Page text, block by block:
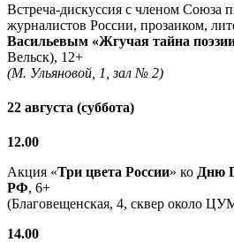
Встреча-дискуссия с членом Союза
журналистов России, прозаиком,
Васильевым «Жгучая тайна
Вельск), 12+
(М. Ульяновой, 1, зал № 2)
22 августа (суббота)
12.00
Акция «Три цвета России» ко Дню
РФ, 6+
(Благовещенская, 4, сквер около
14.00